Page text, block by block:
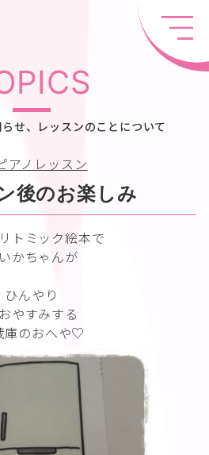
せ、レッスンのことについて
アノレッスン
後のお楽しみ
トミック絵本で
かちゃんが
ひんやり
やすみする
庫のおへや♡